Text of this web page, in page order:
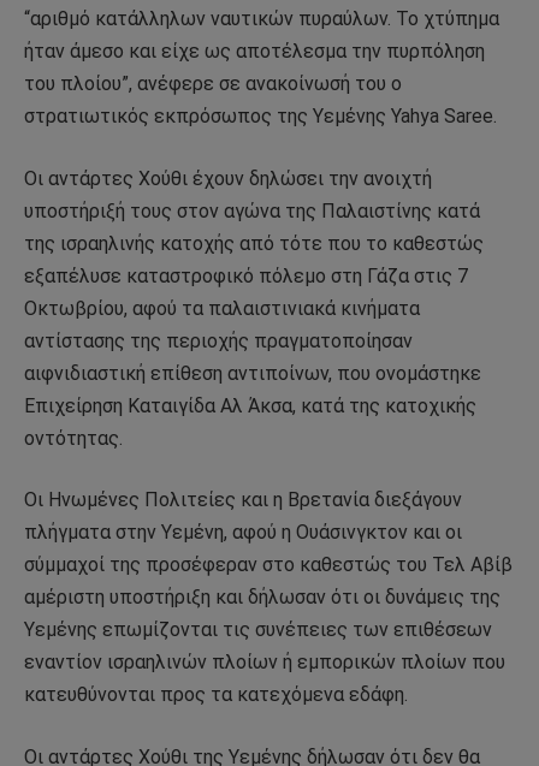
“αριθμό κατάλληλων ναυτικών πυραύλων. Το χτύπημα
ήταν άμεσο και είχε ως αποτέλεσμα την πυρπόληση
του πλοίου”, ανέφερε σε ανακοίνωσή του ο
στρατιωτικός εκπρόσωπος της Υεμένης Yahya Saree.
Οι αντάρτες Χούθι έχουν δηλώσει την ανοιχτή
υποστήριξή τους στον αγώνα της Παλαιστίνης κατά
της ισραηλινής κατοχής από τότε που το καθεστώς
εξαπέλυσε καταστροφικό πόλεμο στη Γάζα στις 7
Οκτωβρίου, αφού τα παλαιστινιακά κινήματα
αντίστασης της περιοχής πραγματοποίησαν
αιφνιδιαστική επίθεση αντιποίνων, που ονομάστηκε
Επιχείρηση Καταιγίδα Αλ Άκσα, κατά της κατοχικής
οντότητας.
Οι Ηνωμένες Πολιτείες και η Βρετανία διεξάγουν
πλήγματα στην Υεμένη, αφού η Ουάσινγκτον και οι
σύμμαχοί της προσέφεραν στο καθεστώς του Τελ Αβίβ
αμέριστη υποστήριξη και δήλωσαν ότι οι δυνάμεις της
Υεμένης επωμίζονται τις συνέπειες των επιθέσεων
εναντίον ισραηλινών πλοίων ή εμπορικών πλοίων που
κατευθύνονται προς τα κατεχόμενα εδάφη.
Οι αντάρτες Χούθι της Υεμένης δήλωσαν ότι δεν θα